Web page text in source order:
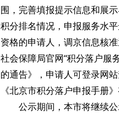
围，完善填报提示信息和展
积分排名情况，申报服务水
资格的申请人，调京信息核
社会保障局官网“积分落户服
的通告》，申请人可登录网
《北京市积分落户申报手册
公示期间，本市将继续